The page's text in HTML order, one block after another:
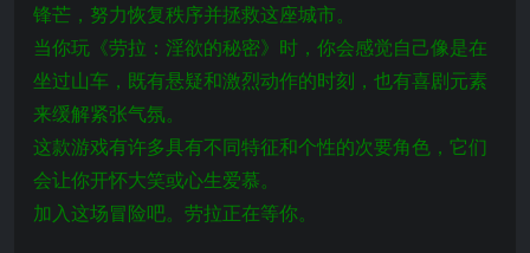
锋芒，努力恢复秩序并拯救这座城市。
当你玩《劳拉：淫欲的秘密》时，你会感觉自己像是在
坐过山车，既有悬疑和激烈动作的时刻，也有喜剧元素
来缓解紧张气氛。
这款游戏有许多具有不同特征和个性的次要角色，它们
会让你开怀大笑或心生爱慕。
加入这场冒险吧。劳拉正在等你。